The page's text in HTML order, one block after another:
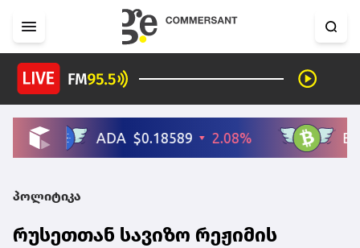
პოლიტიკა
რუსეთთან სავიზო რეჟიმის